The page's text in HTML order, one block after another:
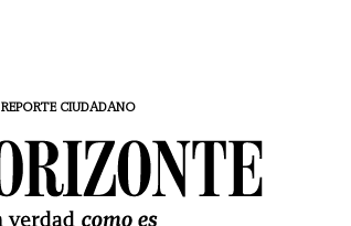
REPORTE CIUDADANO